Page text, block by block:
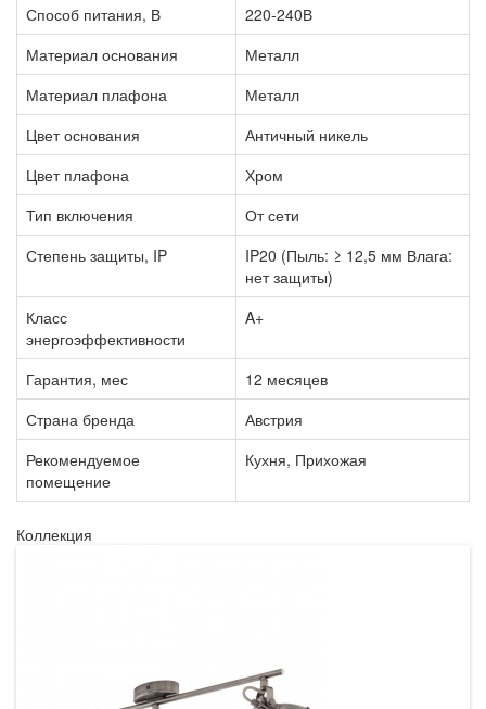
Способ питания, В
220-240В
Материал основания
Металл
Материал плафона
Металл
Цвет основания
Античный никель
Цвет плафона
Хром
Тип включения
От сети
Степень защиты, IP
IP20 (Пыль: ≥ 12,5 мм Влага:
нет защиты)
Класс
энергоэффективности
A+
Гарантия, мес
12 месяцев
Страна бренда
Австрия
Рекомендуемое
помещение
Кухня, Прихожая
Коллекция